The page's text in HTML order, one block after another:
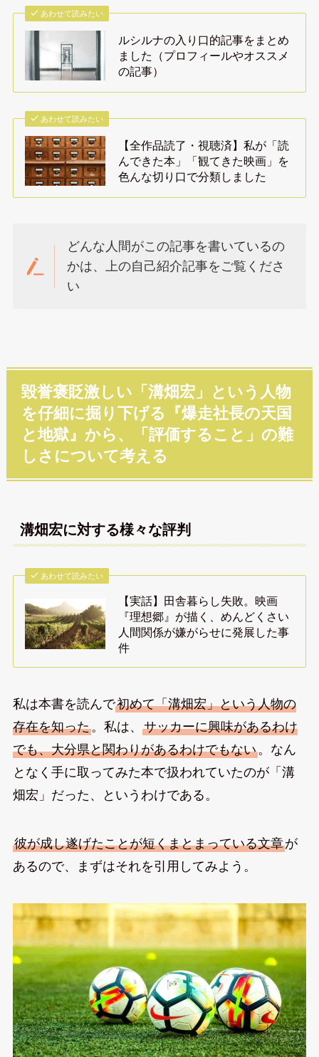
あわせて読みたい
ルシルナの入り口的記事をまとめ
ました（プロフィールやオススメ
の記事）
あわせて読みたい
【全作品読了・視聴済】私が「読
んできた本」「観てきた映画」を
色んな切り口で分類しました
どんな人間がこの記事を書いているの
かは、上の自己紹介記事をご覧くださ
い
毀誉褒貶激しい「溝畑宏」という人物
を仔細に掘り下げる『爆走社長の天国
と地獄』から、「評価すること」の難
しさについて考える
溝畑宏に対する様々な評判
あわせて読みたい
【実話】田舎暮らし失敗。映画
『理想郷』が描く、めんどくさい
人間関係が嫌がらせに発展した事
件
私は本書を読んで初めて「溝畑宏」という人物の
存在を知った。私は、 サッカーに興味があるわけ
でも、大分県と関わりがあるわけでもない。なん
となく手に取ってみた本で扱われていたのが「溝
畑宏」だった、というわけである。
彼が成し遂げたことが短くまとまっている文章が
あるので、まずはそれを引用してみよう。